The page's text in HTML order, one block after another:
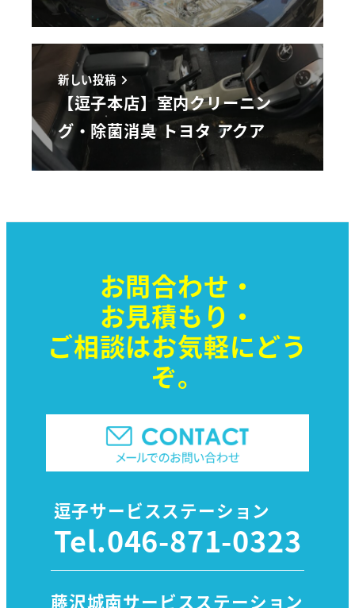
新しい投稿
【逗子本店】室内クリーニン
グ・除菌消臭 トヨタ アクア
お問合わせ・
お見積もり・
ご相談はお気軽にどう
ぞ。
逗子サービスステーション
Tel.046-871-0323
藤沢城南サービスステーション